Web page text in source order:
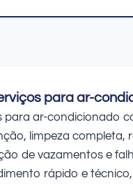
para ar-
para ar-condicionado
limpeza completa,
de vazamentos e
rápido e